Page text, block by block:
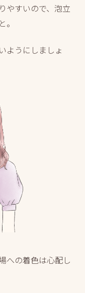
やすいので、泡立
ようにしましょ
への着色は心配し